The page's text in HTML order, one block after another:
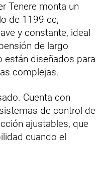
Tenere monta un
de 1199 cc,
y constante, ideal
de largo
están diseñados para
complejas.
Cuenta con
de control de
ajustables, que
cuando el